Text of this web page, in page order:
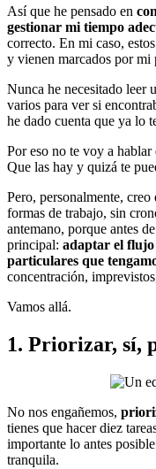
Así que he pensado en
gestionar mi tiempo
correcto. En mi caso,
y vienen marcados por mi
Nunca he necesitado leer
varios para ver si
he dado cuenta que ya lo
Por eso no te voy a hablar
Que las hay y quizá te
Pero, personalmente,
formas de trabajo, sin
antemano, porque antes
principal: adaptar el flujo
particulares que
concentración,
Vamos allá.
1. Priorizar, sí,
No nos engañemos,
tienes que hacer diez
importante lo antes
tranquila.